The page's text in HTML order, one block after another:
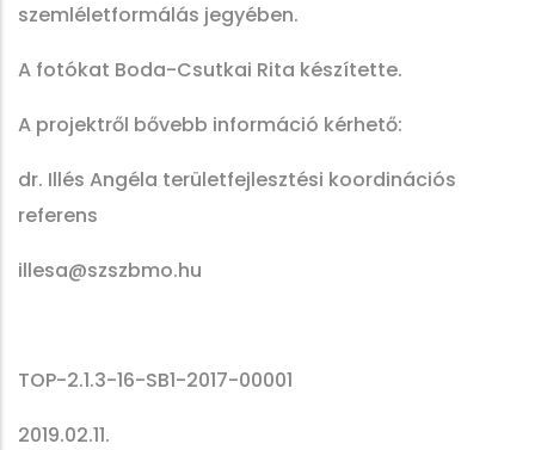
szemléletformálás jegyében.
A fotókat Boda-Csutkai Rita készítette.
A projektről bővebb információ kérhető:
dr. Illés Angéla területfejlesztési koordinációs
referens
illesa@szszbmo.hu
TOP-2.1.3-16-SB1-2017-00001
2019.02.11.